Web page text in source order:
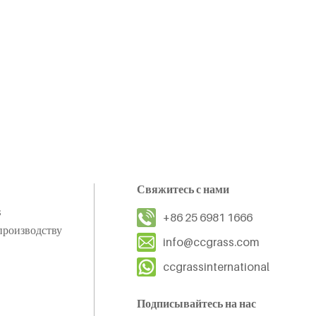
Свяжитесь с нами
+86 25 6981 1666
info@ccgrass.com
ccgrassinternational
Подписывайтесь на нас